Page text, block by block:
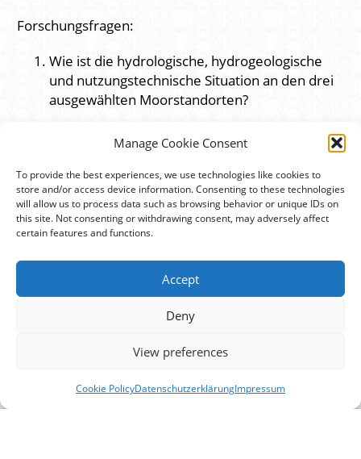
Manage Cookie Consent
To provide the best experiences, we use technologies like cookies to
store and/or access device information. Consenting to these technologies
will allow us to process data such as browsing behavior or unique IDs on
this site. Not consenting or withdrawing consent, may adversely affect
certain features and functions.
Accept
Deny
View preferences
Cookie PolicyDatenschutzerklärungImpressum
Forschungsfragen:
Wie ist die hydrologische, hydrogeologische
und nutzungstechnische Situation an den drei
ausgewählten Moorstandorten?
Welche Annahmen lassen sich zur Entwicklung
dieser Moore im Kontext des Klimawandels
treffen?
Methodik: Anna verwendete eine breite Palette
wissenschaftlicher Methoden, darunter
Wasserstandsmessungen und
Wasserprobenahmen. Zudem nutzte sie ein
Strömungsmodell namens MODFLOW und
regionale Klimaprojektionen.